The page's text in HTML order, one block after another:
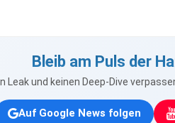
Bleib am Puls der
Leak und keinen Deep-Dive
Auf Google News folgen